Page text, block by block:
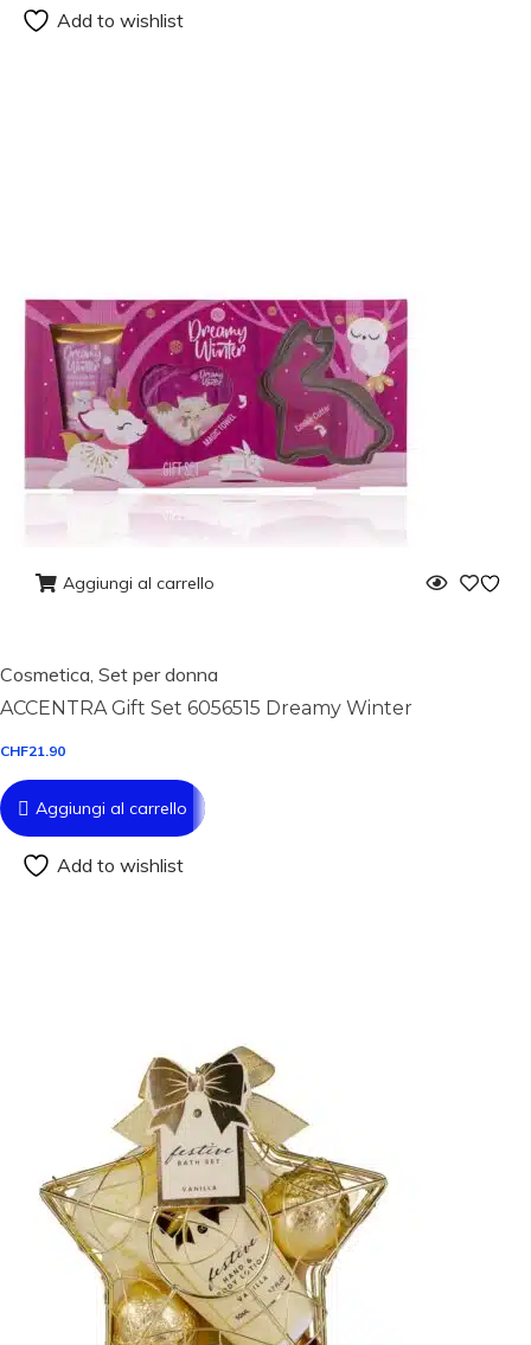
Add to wishlist
Aggiungi al carrello
Cosmetica, Set per donna
ACCENTRA Gift Set 6056515 Dreamy Winter
CHF21.90
Aggiungi al carrello
Add to wishlist